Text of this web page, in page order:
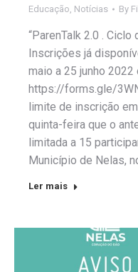
Educação, Notícias By
“ParenTalk 2.0 .
Inscrições já
maio a 25 junho 2022
https://forms.gle/
limite de inscrição
quinta-feira que o
limitada a 15
Município de Nelas,
Ler mais